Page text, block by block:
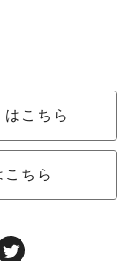
こちら
こちら